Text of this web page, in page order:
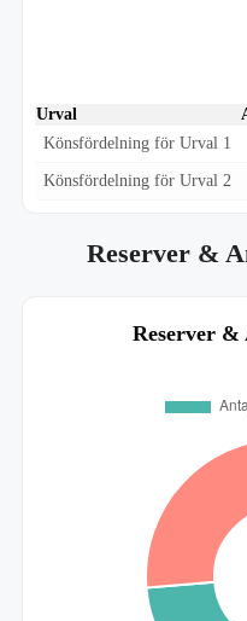
Urval
Könsfördelning för Urval 1
Könsfördelning för Urval 2
Reserver &
Reserver &